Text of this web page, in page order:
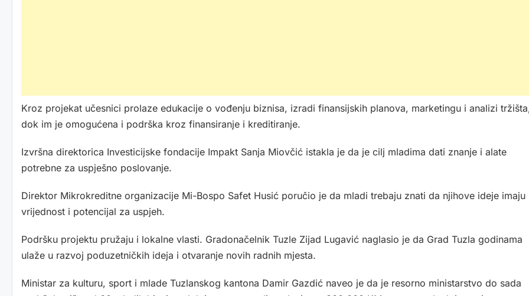
Kroz projekat učesnici prolaze edukacije o vođenju biznisa, izradi finansijskih planova, marketingu i analizi
dok im je omogućena i podrška kroz finansiranje i kreditiranje.
Izvršna direktorica Investicijske fondacije Impakt Sanja Miovčić istakla je da je cilj mladima dati znanje i alate
potrebne za uspješno poslovanje.
Direktor Mikrokreditne organizacije Mi-Bospo Safet Husić poručio je da mladi trebaju znati da njihove ideje imaju
vrijednost i potencijal za uspjeh.
Podršku projektu pružaju i lokalne vlasti. Gradonačelnik Tuzle Zijad Lugavić naglasio je da Grad Tuzla godinama
ulaže u razvoj poduzetničkih ideja i otvaranje novih radnih mjesta.
Ministar za kulturu, sport i mlade Tuzlanskog kantona Damir Gazdić naveo je da je resorno ministarstvo do sada